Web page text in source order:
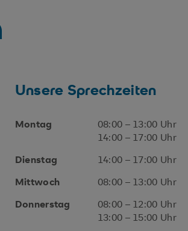
Unsere Sprechzeiten
Montag
08:00 – 13:00 Uhr
14:00 – 17:00 Uhr
Dienstag
14:00 – 17:00 Uhr
Mittwoch
08:00 – 13:00 Uhr
Donnerstag
08:00 – 12:00 Uhr
13:00 – 15:00 Uhr